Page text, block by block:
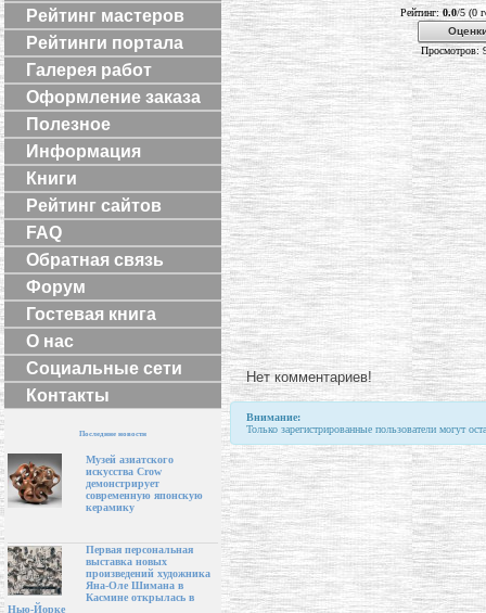
Рейтинг мастеров
Рейтинги портала
Галерея работ
Оформление заказа
Полезное
Информация
Книги
Рейтинг сайтов
FAQ
Обратная связь
Форум
Гостевая книга
О нас
Социальные сети
Контакты
Последние новости
Музей азиатского
искусства Crow
демонстрирует
современную японскую
керамику
Первая персональная
выставка новых
произведений художника
Яна-Оле Шимана в
Касмине открылась в
Нью-Йорке
Рейтинг:0.0/5 (0
Просмотров:
Нет комментариев!
Внимание:
Только зарегистрированные пользователи могут